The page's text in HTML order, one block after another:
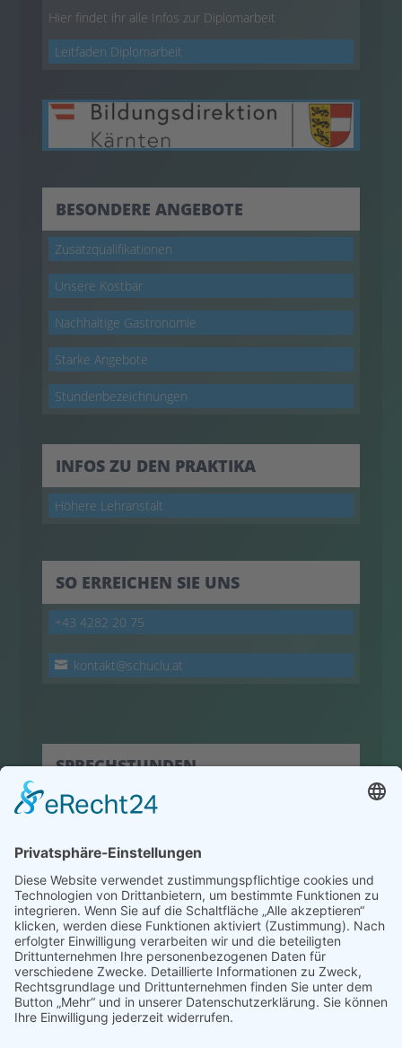
Hier findet ihr alle Infos zur Diplomarbeit
Leitfaden Diplomarbeit
BESONDERE ANGEBOTE
Zusatzqualifikationen
Unsere Kostbar
Nachhaltige Gastronomie
Starke Angebote
Stundenbezeichnungen
INFOS ZU DEN PRAKTIKA
Höhere Lehranstalt
SO ERREICHEN SIE UNS
+43 4282 20 75
kontakt@schuclu.at
SPRECHSTUNDEN
hier klicken
© 2022 HLW Hermagor
Powered byCreativomedia GmbH